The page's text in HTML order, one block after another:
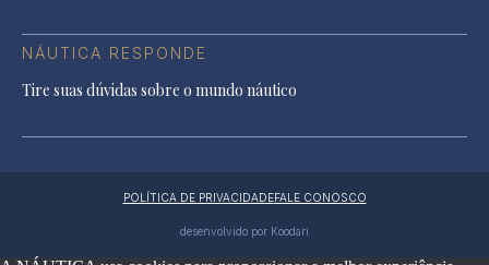
NÁUTICA RESPONDE
Tire suas dúvidas sobre o mundo náutico
POLÍTICA DE PRIVACIDADEFALE CONOSCO
desenvolvido por Koodari